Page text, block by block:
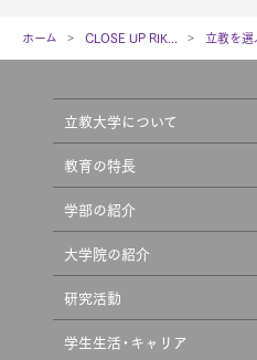
ホーム CLOSE UP RIK... 立教を選
立教大学について
教育の特長
学部の紹介
大学院の紹介
研究活動
学生生活・キャリア